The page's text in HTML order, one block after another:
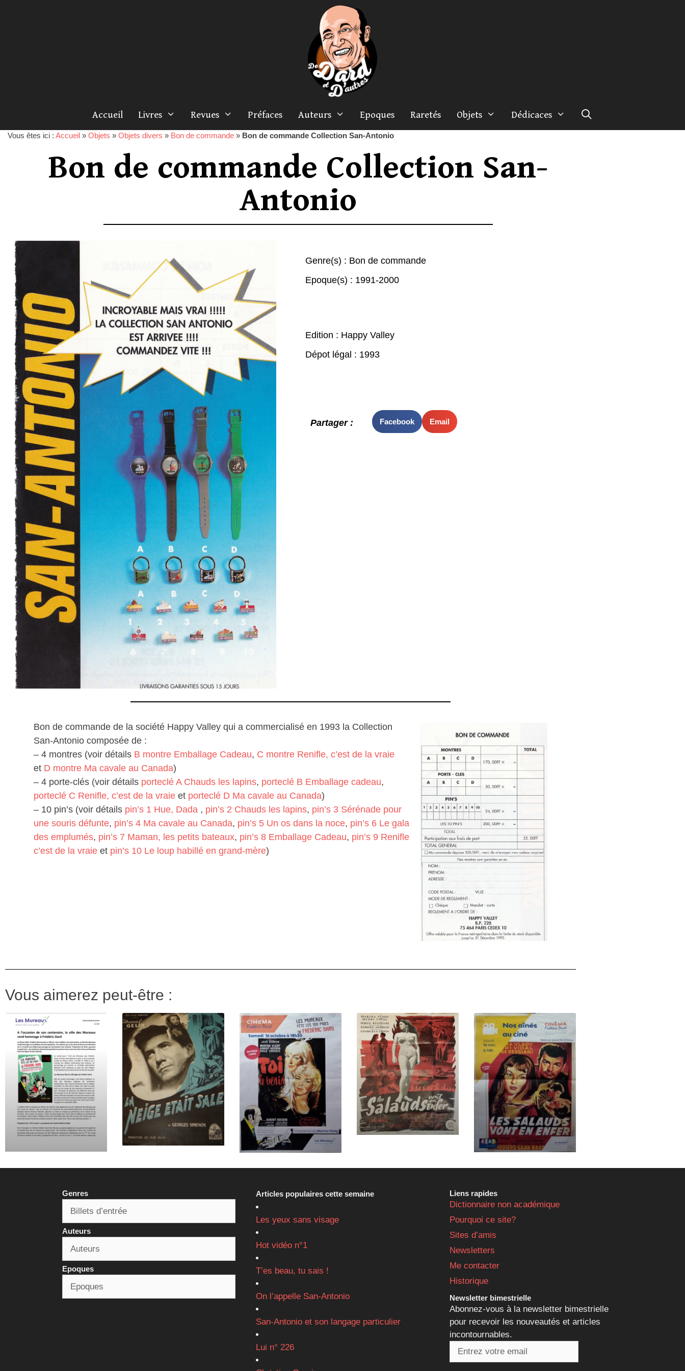
Accueil Livres Revues Préfaces Auteurs Epoques Raretés Objets Dédicaces
Vous êtes ici : Accueil » Objets » Objets divers » Bon de commande » Bon de commande Collection San-Antonio
Bon de commande Collection San-
Antonio
Genre(s) : Bon de commande
Epoque(s) : 1991-2000
Edition : Happy Valley
Dépot légal : 1993
Partager : Facebook Email
Bon de commande de la société Happy Valley qui a commercialisé en 1993 la Collection
San-Antonio composée de :
– 4 montres (voir détails B montre Emballage Cadeau, C montre Renifle, c’est de la vraie
et D montre Ma cavale au Canada)
– 4 porte-clés (voir détails porteclé A Chauds les lapins, porteclé B Emballage cadeau,
porteclé C Renifle, c’est de la vraie et porteclé D Ma cavale au Canada)
– 10 pin’s (voir détails pin’s 1 Hue, Dada , pin’s 2 Chauds les lapins, pin’s 3 Sérénade pour
une souris défunte, pin’s 4 Ma cavale au Canada, pin’s 5 Un os dans la noce, pin’s 6 Le gala
des emplumés, pin’s 7 Maman, les petits bateaux, pin’s 8 Emballage Cadeau, pin’s 9 Renifle
c’est de la vraie et pin’s 10 Le loup habillé en grand-mère)
Vous aimerez peut-être :
Genres
Auteurs
Epoques
Articles populaires cette semaine
Les yeux sans visage
Hot vidéo n°1
T’es beau, tu sais !
On l’appelle San-Antonio
San-Antonio et son langage particulier
Lui n° 226
Liens rapides
Dictionnaire non académique
Pourquoi ce site?
Sites d’amis
Newsletters
Me contacter
Historique
Newsletter bimestrielle
Abonnez-vous à la newsletter bimestrielle
pour recevoir les nouveautés et articles
incontournables.